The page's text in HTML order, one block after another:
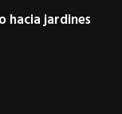
hacia jardines